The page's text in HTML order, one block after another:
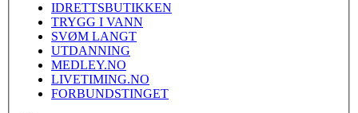
IDRETTSBUTIKKEN
TRYGG I VANN
SVØM LANGT
UTDANNING
MEDLEY.NO
LIVETIMING.NO
FORBUNDSTINGET